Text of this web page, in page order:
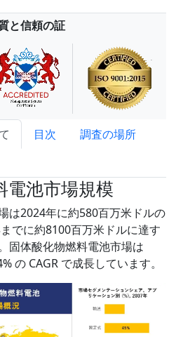
と信頼の証
目次
調査の場所
電池市場規模
は2024年に約580百万米ドルの
でに約8100百万米ドルに達す
固体酸化物燃料電池市場は
の CAGR で成長しています。